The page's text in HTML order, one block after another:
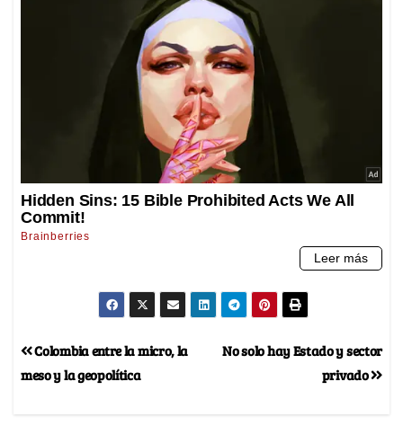
No solo hay Estado y sector
privado
Colombia entre la micro, la
meso y la geopolítica